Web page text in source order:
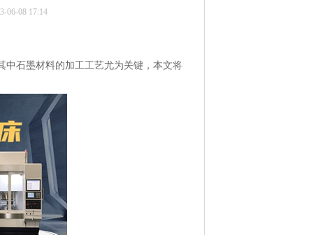
06-08 17:14
中石墨材料的加工工艺尤为关键，本文将